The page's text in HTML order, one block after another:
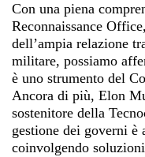
Con una piena
Reconnaissance
dell’ampia relazione
militare, possiamo
è uno strumento del
Ancora di più, Elon
sostenitore della
gestione dei governi è
coinvolgendo